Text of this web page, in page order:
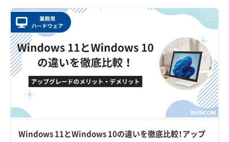
Windows 11とWindows 10の違いを徹底比較！アップ